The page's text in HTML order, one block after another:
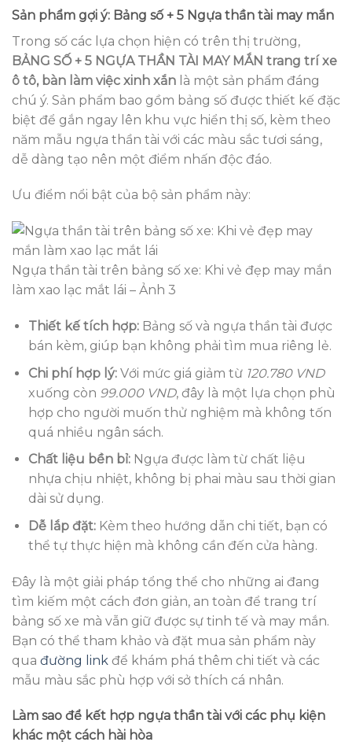
Sản phẩm gợi ý: Bảng số + 5 Ngựa thần tài may mắn
Trong số các lựa chọn hiện có trên thị trường,
BẢNG SỐ + 5 NGỰA THẦN TÀI MAY MẮN trang trí xe
ô tô, bàn làm việc xinh xắn là một sản phẩm đáng
chú ý. Sản phẩm bao gồm bảng số được thiết kế đặc
biệt để gắn ngay lên khu vực hiển thị số, kèm theo
năm mẫu ngựa thần tài với các màu sắc tươi sáng,
dễ dàng tạo nên một điểm nhấn độc đáo.
Ưu điểm nổi bật của bộ sản phẩm này:
Ngựa thần tài trên bảng số xe: Khi vẻ đẹp may mắn
làm xao lạc mắt lái – Ảnh 3
Thiết kế tích hợp:Bảng số và ngựa thần tài được
bán kèm, giúp bạn không phải tìm mua riêng lẻ.
Chi phí hợp lý:Với mức giá giảm từ 120.780 VND
xuống còn 99.000 VND, đây là một lựa chọn phù
hợp cho người muốn thử nghiệm mà không tốn
quá nhiều ngân sách.
Chất liệu bền bỉ:Ngựa được làm từ chất liệu
nhựa chịu nhiệt, không bị phai màu sau thời gian
dài sử dụng.
Dễ lắp đặt:Kèm theo hướng dẫn chi tiết, bạn có
thể tự thực hiện mà không cần đến cửa hàng.
Đây là một giải pháp tổng thể cho những ai đang
tìm kiếm một cách đơn giản, an toàn để trang trí
bảng số xe mà vẫn giữ được sự tinh tế và may mắn.
Bạn có thể tham khảo và đặt mua sản phẩm này
qua đường link để khám phá thêm chi tiết và các
mẫu màu sắc phù hợp với sở thích cá nhân.
Làm sao để kết hợp ngựa thần tài với các phụ kiện
khác một cách hài hòa